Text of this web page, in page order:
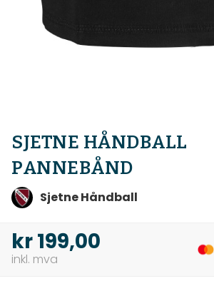
SJETNE HÅNDBALL
PANNEBÅND
Sjetne Håndball
kr199,00